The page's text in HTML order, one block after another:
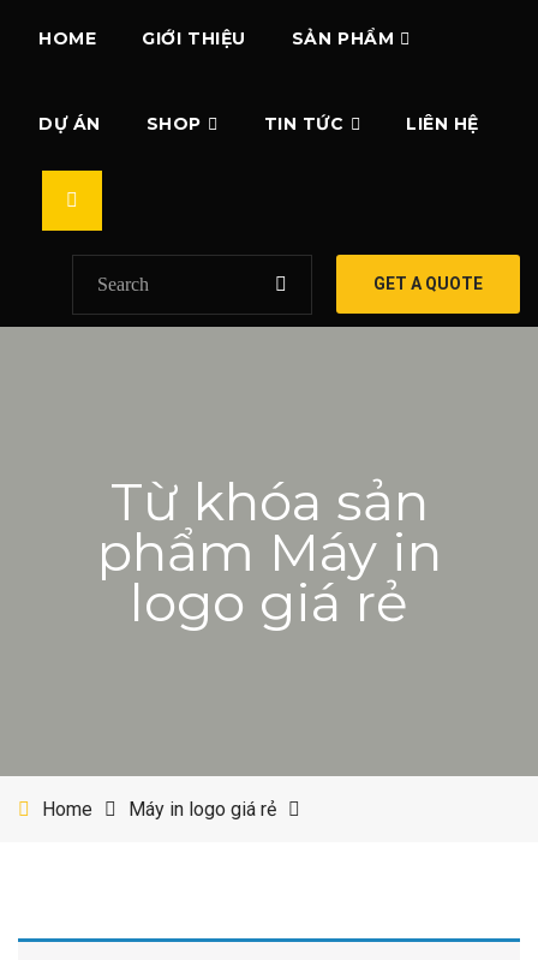
HOME GIỚI THIỆU SẢN PHẨM
DỰ ÁN SHOP TIN TỨC LIÊN HỆ
GET A QUOTE
Từ khóa sản
phẩm Máy in
logo giá rẻ
Home Máy in logo giá rẻ